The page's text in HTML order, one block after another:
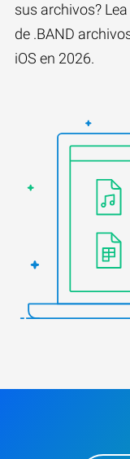
sus archivos?
de .BAND
iOS en 2026.